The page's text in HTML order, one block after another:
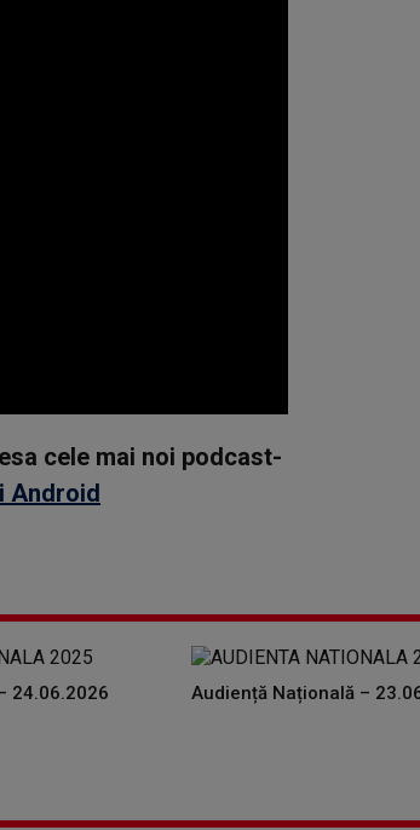
cele mai noi podcast-
Android
24.06.2026 Audiență Națională –